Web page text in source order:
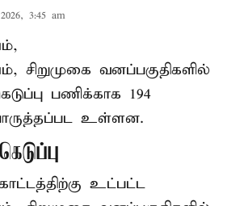
3:45 am
சிறுமுகை வனப்பகுதிகளில்
பணிக்காக 194
உள்ளன.
உட்பட்ட